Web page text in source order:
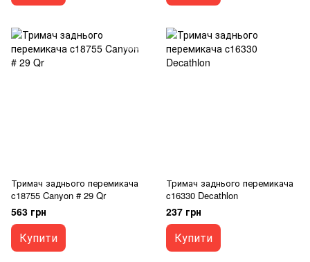
Тримач заднього перемикача
c18755 Canyon # 29 Qr
563 грн
Купити
Тримач заднього перемикача
c16330 Decathlon
237 грн
Купити